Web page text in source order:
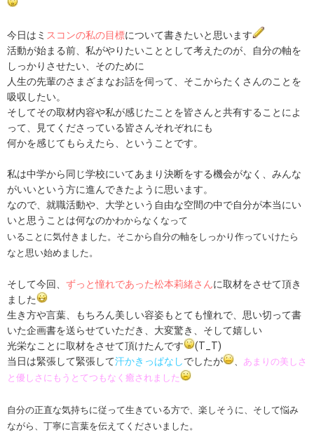
今日はミ スコンの私の目標について書きたいと思います
活動が始まる前、私がやりたいこととして考えたのが、自分の軸を
しっかりさせたい、そのために
人生の先輩のさまざまなお話を伺って、そこからたくさんのことを
吸収したい。
そしてその取材内容や私が感じたことを皆さんと共有することによ
って、見てくださっている皆さんそれぞれにも
何かを感じてもらえたら、ということです。
私は中学から同じ学校にいてあまり決断をする機会がなく、みんな
がいいという方に進んできたように思います。
なので、就職活動や、大学という自由な空間の中で自分が本当にい
いと思うことは何なのかわからなくなって
いることに気付きました。そこから自分の軸をしっかり作っていけたら
なと思い始めました。
そして今回、 ずっと憧れであった松本莉緒さんに取材をさせて頂き
ました
生き方や言葉、もちろん美しい容姿もとても憧れで、思い切って書
いた企画書を送らせていただき、大変驚き、そして嬉しい
光栄なことに取材をさせて頂けたんです
(T_T)
当日は緊張して緊張して汗かきっぱなしでしたが
あまりの美しさ
と優しさにもうとてつもなく癒されました
自分の正直な気持ちに従って生きている方で、楽しそうに、そして悩み
ながら、丁寧に言葉を伝えてくださいました。